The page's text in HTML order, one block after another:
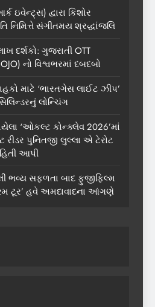
ઇવેન્ટ્સ) દ્વારા કિશોર
નિમિત્તે સંગીતમય શ્રદ્ધાંજલિ
દર્શકો: ગુજરાતી OTT
નો વિશ્વભરમાં દબદબો
માટે ‘ભારતગેસ લાઈટ ઝીપ’
લોન્ચિંગ
‘ઓકલ્ટ કોન્ક્લેવ 2026’માં
પુનિતજી લુલ્લા એ ટેરોટ
આપી
ભવ્ય સફળતા બાદ ફુજીફિલ્મ
ટૂર’ હવે અમદાવાદના આંગણે